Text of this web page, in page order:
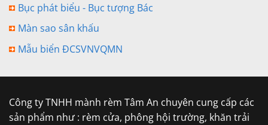
Bục phát biểu - Bục tượng Bác
Màn sao sân khấu
Mẫu biển ĐCSVNVQMN
Công ty TNHH mành rèm Tâm An chuyên cung cấp các
sản phẩm như : rèm cửa, phông hội trường, khăn trải